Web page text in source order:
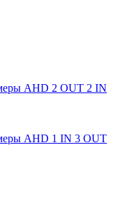
AHD 2 OUT 2 IN
AHD 1 IN 3 OUT